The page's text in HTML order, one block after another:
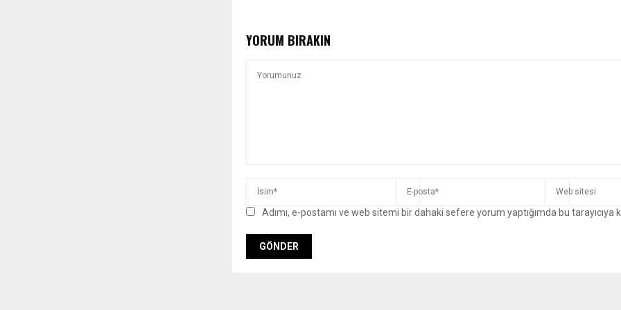
YORUM BIRAKIN
Adımı, e-postamı ve web sitemi bir dahaki sefere yorum yaptığımda bu tarayıcıya